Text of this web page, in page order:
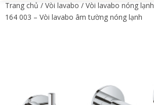
Trang chủ / Vòi lavabo / Vòi lavabo nóng lạnh
164 003 – Vòi lavabo âm tường nóng lạnh